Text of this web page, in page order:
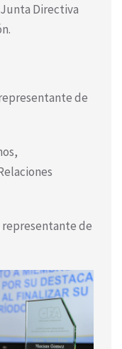
Directiva
de
representante de